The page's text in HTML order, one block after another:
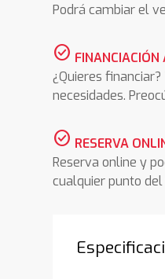
Podrá cambiar el
check_circle
¿Quieres
necesidades.
check_circle RESERVA
Reserva online y
cualquier punto